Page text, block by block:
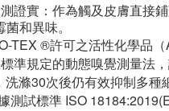
證實：作為觸及皮膚直接
和異味。
TEX ®許可之活性化學品（
標準規定的動態嗅覺測量法
洗滌30次後仍有效抑制多種
測試標準 ISO